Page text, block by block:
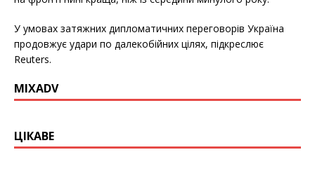
У умовах затяжних дипломатичних переговорів Україна
продовжує удари по далекобійних цілях, підкреслює
Reuters.
MIXADV
ЦІКАВЕ